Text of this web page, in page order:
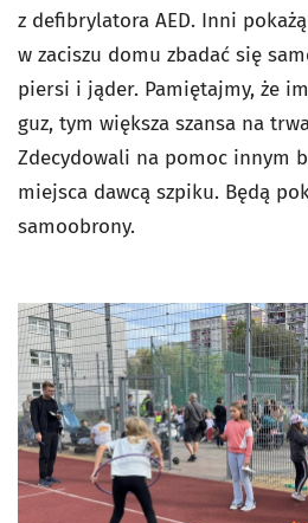
z defibrylatora AED. Inni
w zaciszu domu zbadać się
piersi i jąder. Pamiętajmy, że
guz, tym większa szansa na
Zdecydowali na pomoc innym
miejsca dawcą szpiku. Będą
samoobrony.